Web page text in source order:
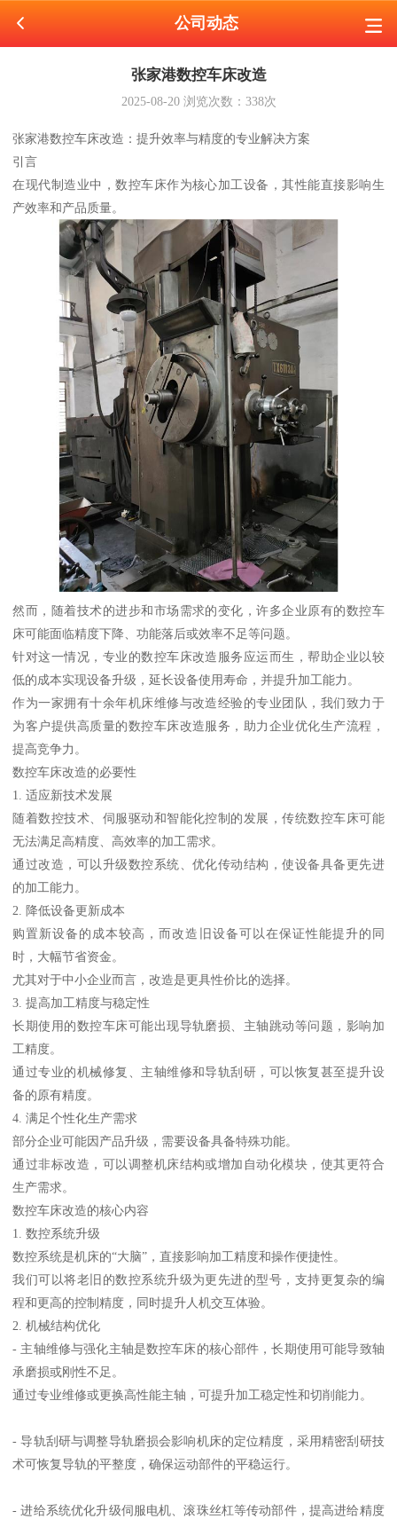
公司动态
张家港数控车床改造
2025-08-20浏览次数： 338次
张家港数控车床改造：提升效率与精度的专业解决方案
引言
在现代制造业中，数控车床作为核心加工设备，其性能直接影响生
产效率和产品质量。
然而，随着技术的进步和市场需求的变化，许多企业原有的数控车
床可能面临精度下降、功能落后或效率不足等问题。
针对这一情况，专业的数控车床改造服务应运而生，帮助企业以较
低的成本实现设备升级，延长设备使用寿命，并提升加工能力。
作为一家拥有十余年机床维修与改造经验的专业团队，我们致力于
为客户提供高质量的数控车床改造服务，助力企业优化生产流程，
提高竞争力。
数控车床改造的必要性
1. 适应新技术发展
随着数控技术、伺服驱动和智能化控制的发展，传统数控车床可能
无法满足高精度、高效率的加工需求。
通过改造，可以升级数控系统、优化传动结构，使设备具备更先进
的加工能力。
2. 降低设备更新成本
购置新设备的成本较高，而改造旧设备可以在保证性能提升的同
时，大幅节省资金。
尤其对于中小企业而言，改造是更具性价比的选择。
3. 提高加工精度与稳定性
长期使用的数控车床可能出现导轨磨损、主轴跳动等问题，影响加
工精度。
通过专业的机械修复、主轴维修和导轨刮研，可以恢复甚至提升设
备的原有精度。
4. 满足个性化生产需求
部分企业可能因产品升级，需要设备具备特殊功能。
通过非标改造，可以调整机床结构或增加自动化模块，使其更符合
生产需求。
数控车床改造的核心内容
1. 数控系统升级
数控系统是机床的“大脑”，直接影响加工精度和操作便捷性。
我们可以将老旧的数控系统升级为更先进的型号，支持更复杂的编
程和更高的控制精度，同时提升人机交互体验。
2. 机械结构优化
- 主轴维修与强化主轴是数控车床的核心部件，长期使用可能导致轴
承磨损或刚性不足。
通过专业维修或更换高性能主轴，可提升加工稳定性和切削能力。
- 导轨刮研与调整导轨磨损会影响机床的定位精度，采用精密刮研技
术可恢复导轨的平整度，确保运动部件的平稳运行。
- 进给系统优化升级伺服电机、滚珠丝杠等传动部件，提高进给精度